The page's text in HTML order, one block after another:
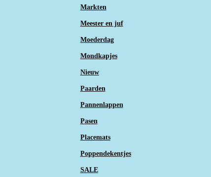
Markten
Meester en juf
Moederdag
Mondkapjes
Nieuw
Paarden
Pannenlappen
Pasen
Placemats
Poppendekentjes
SALE